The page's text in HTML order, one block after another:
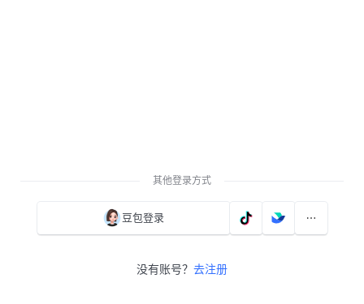
其他登录方式
豆包登录
没有账号？ 去注册